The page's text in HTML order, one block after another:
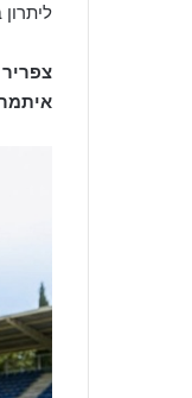
ליתרון